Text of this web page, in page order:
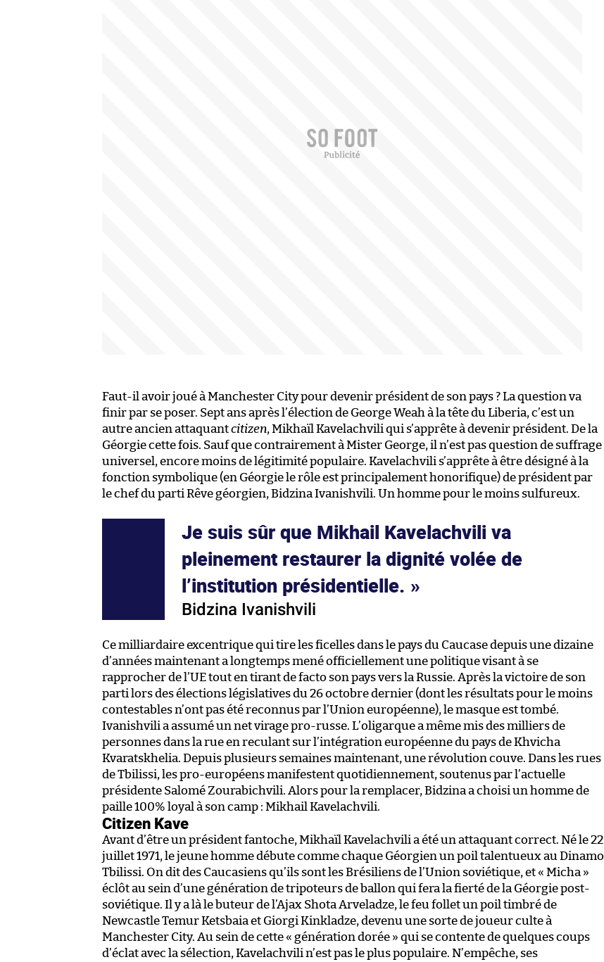
Faut-il avoir joué à Manchester City pour devenir président de son pays ? La question va
finir par se poser. Sept ans après l’élection de George Weah à la tête du Liberia, c’est un
autre ancien attaquantcitizen, Mikhaïl Kavelachvili qui s’apprête à devenir président. De la
Géorgie cette fois. Sauf que contrairement à Mister George, il n’est pas question de suffrage
universel, encore moins de légitimité populaire. Kavelachvili s’apprête à être désigné à la
fonction symbolique (en Géorgie le rôle est principalement honorifique) de président par
le chef du parti Rêve géorgien, Bidzina Ivanishvili. Un homme pour le moins sulfureux.
Je suis sûr que Mikhail Kavelachvili va
pleinement restaurer la dignité volée de
l’institution présidentielle.
Bidzina Ivanishvili
Ce milliardaire excentrique qui tire les ficelles dans le pays du Caucase depuis une dizaine
d’années maintenant a longtemps mené officiellement une politique visant à se
rapprocher de l’UE tout en tirant de facto son pays vers la Russie. Après la victoire de son
parti lors des élections législatives du 26 octobre dernier (dont les résultats pour le moins
contestables n’ont pas été reconnus par l’Union européenne), le masque est tombé.
Ivanishvili a assumé un net virage pro-russe. L’oligarque a même mis des milliers de
personnes dans la rue en reculant sur l’intégration européenne du pays de Khvicha
Kvaratskhelia. Depuis plusieurs semaines maintenant, une révolution couve. Dans les rues
de Tbilissi, les pro-européens manifestent quotidiennement, soutenus par l’actuelle
présidente Salomé Zourabichvili. Alors pour la remplacer, Bidzina a choisi un homme de
paille 100% loyal à son camp : Mikhail Kavelachvili.
Citizen Kave
Avant d’être un président fantoche, Mikhaïl Kavelachvili a été un attaquant correct. Né le 22
juillet 1971, le jeune homme débute comme chaque Géorgien un poil talentueux au Dinamo
Tbilissi. On dit des Caucasiens qu’ils sont les Brésiliens de l’Union soviétique, et « Micha »
éclôt au sein d’une génération de tripoteurs de ballon qui fera la fierté de la Géorgie post-
soviétique. Il y a là le buteur de l’Ajax Shota Arveladze, le feu follet un poil timbré de
Newcastle Temur Ketsbaia et Giorgi Kinkladze, devenu une sorte de joueur culte à
Manchester City. Au sein de cette « génération dorée » qui se contente de quelques coups
d’éclat avec la sélection, Kavelachvili n’est pas le plus populaire. N’empêche, ses